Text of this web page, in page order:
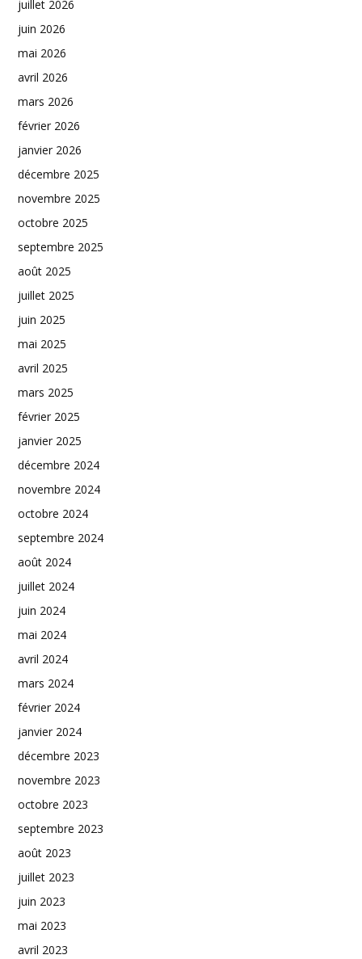
juillet 2026
juin 2026
mai 2026
avril 2026
mars 2026
février 2026
janvier 2026
décembre 2025
novembre 2025
octobre 2025
septembre 2025
août 2025
juillet 2025
juin 2025
mai 2025
avril 2025
mars 2025
février 2025
janvier 2025
décembre 2024
novembre 2024
octobre 2024
septembre 2024
août 2024
juillet 2024
juin 2024
mai 2024
avril 2024
mars 2024
février 2024
janvier 2024
décembre 2023
novembre 2023
octobre 2023
septembre 2023
août 2023
juillet 2023
juin 2023
mai 2023
avril 2023